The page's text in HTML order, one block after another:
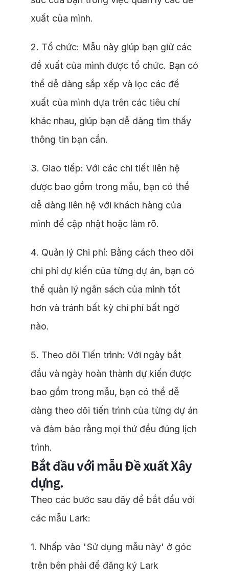
xuất của mình.
2. Tổ chức: Mẫu này giúp bạn giữ các
đề xuất của mình được tổ chức. Bạn có
thể dễ dàng sắp xếp và lọc các đề
xuất của mình dựa trên các tiêu chí
khác nhau, giúp bạn dễ dàng tìm thấy
thông tin bạn cần.
3. Giao tiếp: Với các chi tiết liên hệ
được bao gồm trong mẫu, bạn có thể
dễ dàng liên hệ với khách hàng của
mình để cập nhật hoặc làm rõ.
4. Quản lý Chi phí: Bằng cách theo dõi
chi phí dự kiến của từng dự án, bạn có
thể quản lý ngân sách của mình tốt
hơn và tránh bất kỳ chi phí bất ngờ
nào.
5. Theo dõi Tiến trình: Với ngày bắt
đầu và ngày hoàn thành dự kiến được
bao gồm trong mẫu, bạn có thể dễ
dàng theo dõi tiến trình của từng dự án
và đảm bảo rằng mọi thứ đều đúng lịch
trình.
Bắt đầu với mẫu Đề xuất Xây
dựng.
Theo các bước sau đây để bắt đầu với
các mẫu Lark:
1. Nhấp vào 'Sử dụng mẫu này' ở góc
trên bên phải để đăng ký Lark